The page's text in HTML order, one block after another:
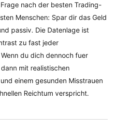
nach der besten Trading-
Menschen: Spar dir das Geld
passiv. Die Datenlage ist
zu fast jeder
du dich dennoch fuer
mit realistischen
einem gesunden Misstrauen
Reichtum verspricht.